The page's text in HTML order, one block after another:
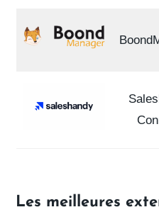
Les meilleures